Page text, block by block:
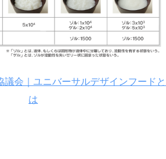
議会｜ユニバーサルデザインフードと
は